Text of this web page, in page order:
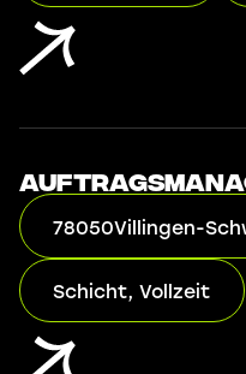
78050Villingen-
Schicht, Vollzeit